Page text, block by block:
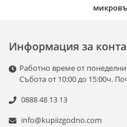
Информация за
Работно време от
Събота от 10:00 до 15:00ч.
0888 48 13 13
info@kupiizgodno.com